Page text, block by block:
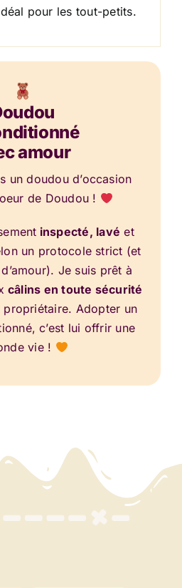
pour les tout-petits.
amour
un doudou d’occasion
de Doudou !
inspecté, lavé et
un protocole strict (et
Je suis prêt à
câlins en toute sécurité
Adopter un
c’est lui offrir une
vie !